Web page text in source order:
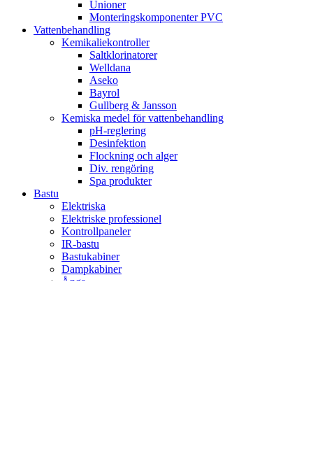
Unioner
Monteringskomponenter PVC
Vattenbehandling
Kemikaliekontroller
Saltklorinatorer
Welldana
Aseko
Bayrol
Gullberg & Jansson
Kemiska medel för vattenbehandling
pH-reglering
Desinfektion
Flockning och alger
Div. rengöring
Spa produkter
Bastu
Elektriska
Elektriske professionel
Kontrollpaneler
IR-bastu
Bastukabiner
Dampkabiner
Ånga